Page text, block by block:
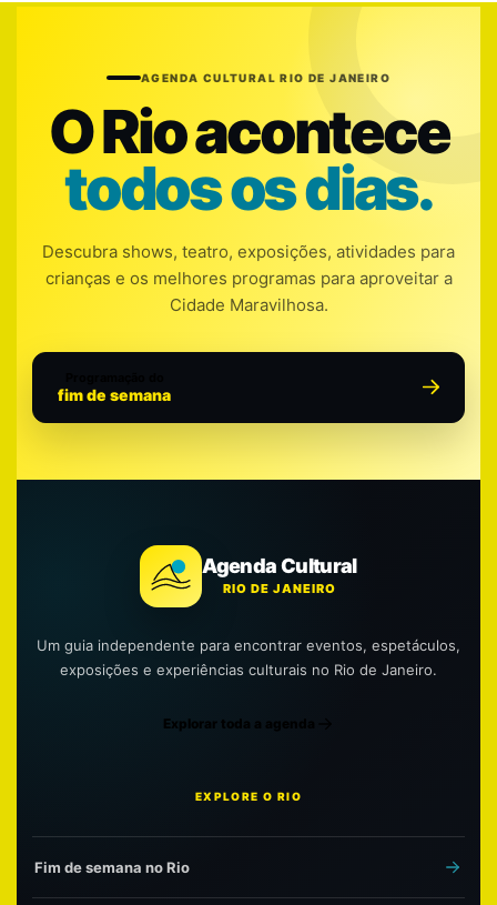
AGENDA CULTURAL RIO DE JANEIRO
O Rio acontece
todos os dias.
Descubra shows, teatro, exposições, atividades para
crianças e os melhores programas para aproveitar a
Cidade Maravilhosa.
fim de semana
Agenda Cultural
RIO DE JANEIRO
Um guia independente para encontrar eventos, espetáculos,
exposições e experiências culturais no Rio de Janeiro.
Explorar toda a agenda
EXPLORE O RIO
Fim de semana no Rio